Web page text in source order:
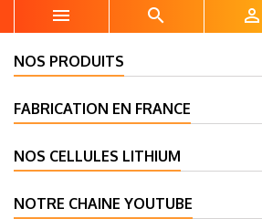
  
NOS PRODUITS
FABRICATION EN FRANCE
NOS CELLULES LITHIUM
NOTRE CHAINE YOUTUBE